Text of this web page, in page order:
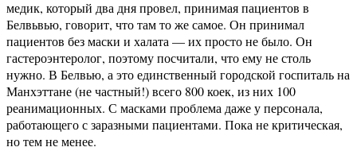
медик, который два дня провел, принимая пациентов в
Белвьвью, говорит, что там то же самое. Он принимал
пациентов без маски и халата — их просто не было. Он
гастероэнтеролог, поэтому посчитали, что ему не столь
нужно. В Белвью, а это единственный городской госпиталь на
Манхэттане (не частный!) всего 800 коек, из них 100
реанимационных. С масками проблема даже у персонала,
работающего с заразными пациентами. Пока не критическая,
но тем не менее.